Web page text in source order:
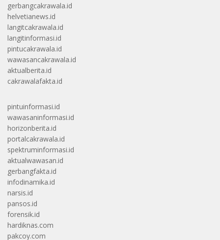
gerbangcakrawala.id
helvetianews.id
langitcakrawala.id
langitinformasi.id
pintucakrawala.id
wawasancakrawala.id
aktualberita.id
cakrawalafakta.id
pintuinformasi.id
wawasaninformasi.id
horizonberita.id
portalcakrawala.id
spektruminformasi.id
aktualwawasan.id
gerbangfakta.id
infodinamika.id
narsis.id
pansos.id
forensik.id
hardiknas.com
pakcoy.com